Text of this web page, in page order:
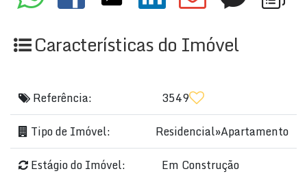
Características do Imóvel
Referência:
3549
Tipo de Imóvel:
Residencial»Apartamento
Estágio do Imóvel:
Em Construção